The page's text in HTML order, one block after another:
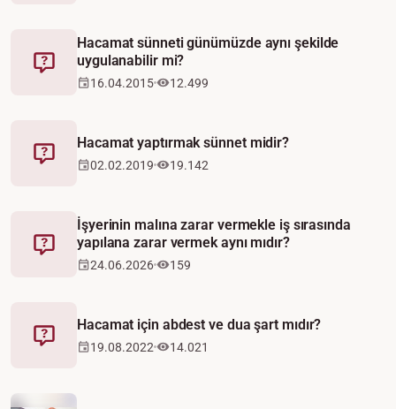
Fetva
Hacamat sünneti günümüzde aynı şekilde
uygulanabilir mi?
16.04.2015 12.499
Fetva
Hacamat yaptırmak sünnet midir?
02.02.2019 19.142
Fetva
İşyerinin malına zarar vermekle iş sırasında
yapılana zarar vermek aynı mıdır?
24.06.2026 159
Fetva
Hacamat için abdest ve dua şart mıdır?
19.08.2022 14.021
Video